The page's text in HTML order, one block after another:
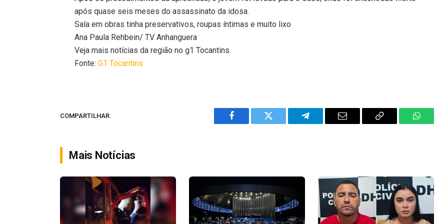
após quase seis meses do assassinato da idosa.
Sala em obras tinha preservativos, roupas íntimas e muito lixo
Ana Paula Rehbein/ TV Anhanguera
Veja mais notícias da região no g1 Tocantins.
Fonte:G1 Tocantins
COMPARTILHAR.
Facebook Twitter Telegram Email
Copy
Mais Notícias